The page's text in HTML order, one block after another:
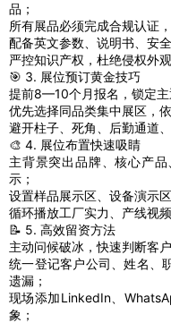
品；
所有展品必须完成合规认证
配备英文参数、说明书、安
严控知识产权，杜绝侵权外
🎯 3. 展位预订黄金技巧
提前8—10个月报名，锁定主
优先选择同品类集中展区，
避开柱子、死角、后勤通道
🎨 4. 展位布置快速吸睛
主背景突出品牌、核心产
示；
设置样品展示区、设备演示
循环播放工厂实力、产线视
📝 5. 高效留资方法
主动问候破冰，快速判断客
统一登记客户公司、姓名、
遗漏；
现场添加LinkedIn、
象；